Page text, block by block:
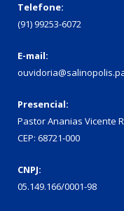
Telefone:
(91) 99253-6072
E-mail:
Presencial:
Pastor Ananias Vicente
CEP: 68721-000
CNPJ:
05.149.166/0001-98